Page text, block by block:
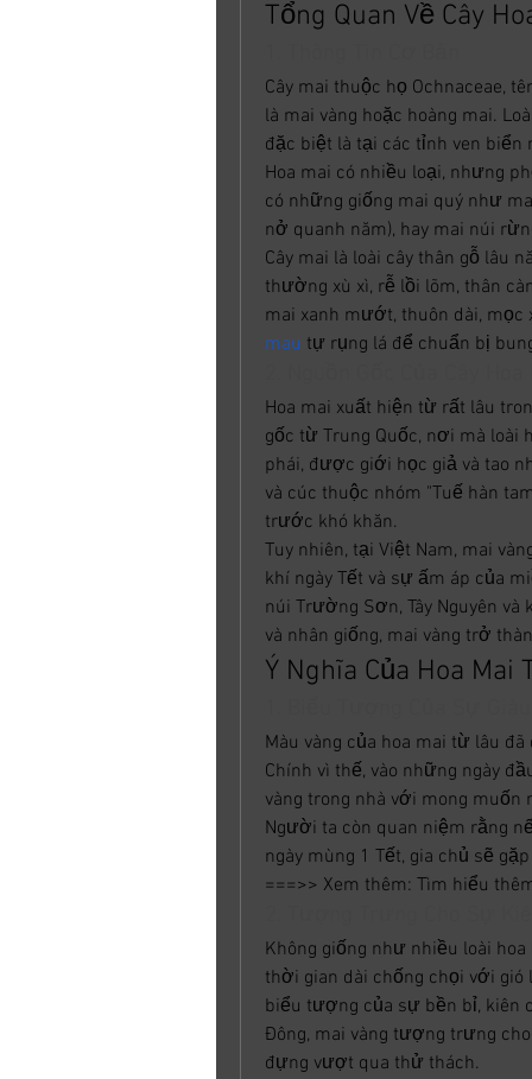
Tổng Quan Về Cây
Cây mai thuộc họ Ochnaceae,
là mai vàng hoặc hoàng mai.
đặc biệt là tại các tỉnh ven biển
Hoa mai có nhiều loại, nhưng
có những giống mai quý như
nở quanh năm), hay mai núi
Cây mai là loài cây thân gỗ lâu
thường xù xì, rễ lồi lõm, thân
mai xanh mướt, thuôn dài, mọc
mau tự rụng lá để chuẩn bị
Hoa mai xuất hiện từ rất lâu
gốc từ Trung Quốc, nơi mà loài
phái, được giới học giả và tao
và cúc thuộc nhóm "Tuế hàn
trước khó khăn.
Tuy nhiên, tại Việt Nam, mai
khí ngày Tết và sự ấm áp của
núi Trường Sơn, Tây Nguyên
và nhân giống, mai vàng trở
Ý Nghĩa Của Hoa Mai
Màu vàng của hoa mai từ lâu
Chính vì thế, vào những ngày
vàng trong nhà với mong
Người ta còn quan niệm rằng
ngày mùng 1 Tết, gia chủ sẽ
===>> Xem thêm: Tìm hiểu
Không giống như nhiều loài
thời gian dài chống chọi với
biểu tượng của sự bền bỉ, kiên
Đông, mai vàng tượng trưng
đựng vượt qua thử thách.